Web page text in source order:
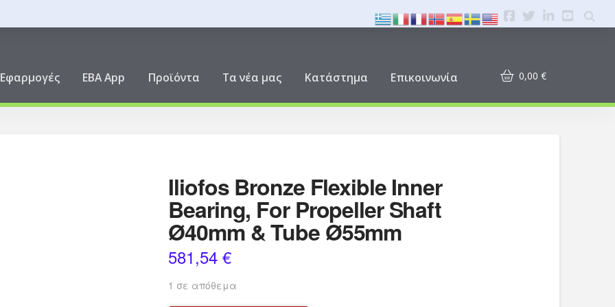
Εφαρμογές EBA App Προϊόντα Τα νέα μας Κατάστημα Επικοινωνία 0,00 €
Iliofos Bronze Flexible Inner
Bearing, For Propeller Shaft
Ø40mm & Tube Ø55mm
581,54€
1 σε απόθεμα